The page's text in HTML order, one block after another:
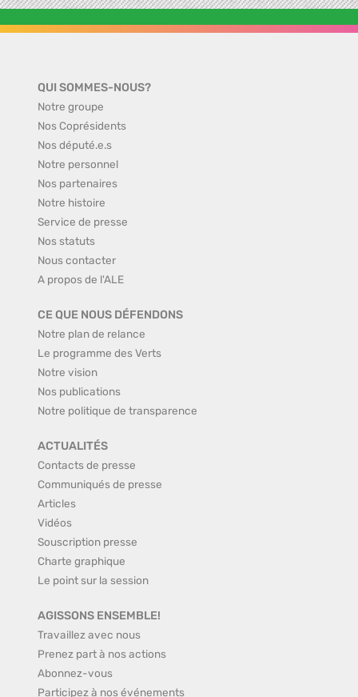
QUI SOMMES-NOUS?
Notre groupe
Nos Coprésidents
Nos député.e.s
Notre personnel
Nos partenaires
Notre histoire
Service de presse
Nos statuts
Nous contacter
A propos de l'ALE
CE QUE NOUS DÉFENDONS
Notre plan de relance
Le programme des Verts
Notre vision
Nos publications
Notre politique de transparence
ACTUALITÉS
Contacts de presse
Communiqués de presse
Articles
Vidéos
Souscription presse
Charte graphique
Le point sur la session
AGISSONS ENSEMBLE!
Travaillez avec nous
Prenez part à nos actions
Abonnez-vous
Participez à nos événements